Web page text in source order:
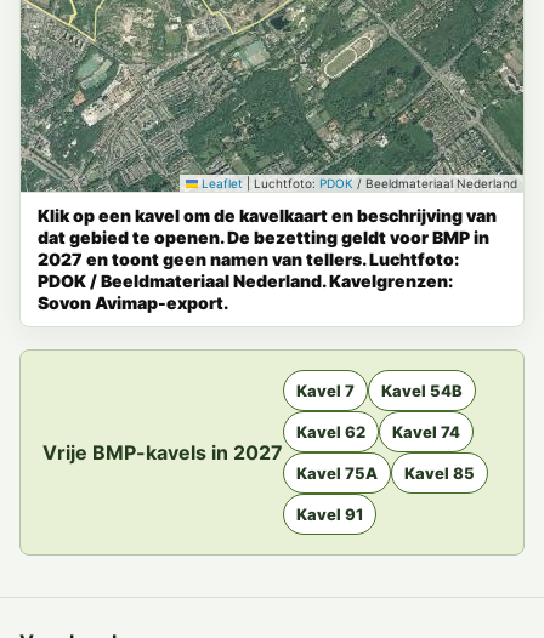
Leaflet Luchtfoto: PDOK / Beeldmateriaal Nederland
Klik op een kavel om de kavelkaart en beschrijving van
dat gebied te openen. De bezetting geldt voor BMP in
2027 en toont geen namen van tellers. Luchtfoto:
PDOK / Beeldmateriaal Nederland. Kavelgrenzen:
Sovon Avimap-export.
Vrije BMP-kavels in 2027
Kavel 7 Kavel 54B
Kavel 62 Kavel 74
Kavel 75A Kavel 85
Kavel 91